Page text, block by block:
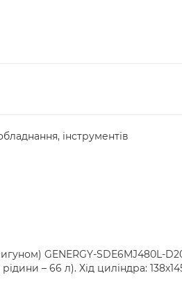
інструментів
GENERGY-SDE6MJ480L-
– 66 л). Хід циліндра: